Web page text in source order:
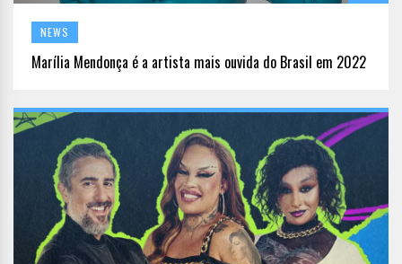
NEWS
Marília Mendonça é a artista mais ouvida do Brasil em 2022